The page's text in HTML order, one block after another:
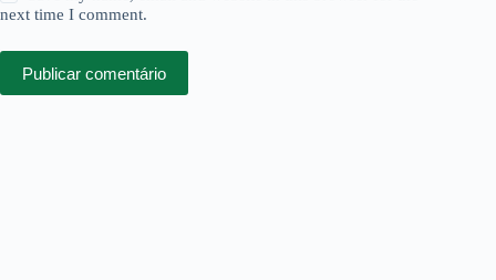
next time I comment.
Publicar comentário